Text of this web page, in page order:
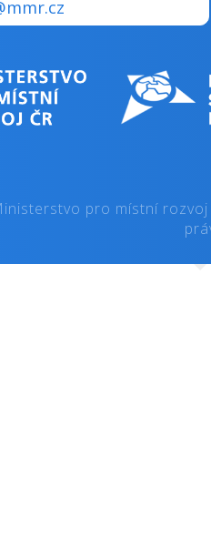
pro místní rozvoj